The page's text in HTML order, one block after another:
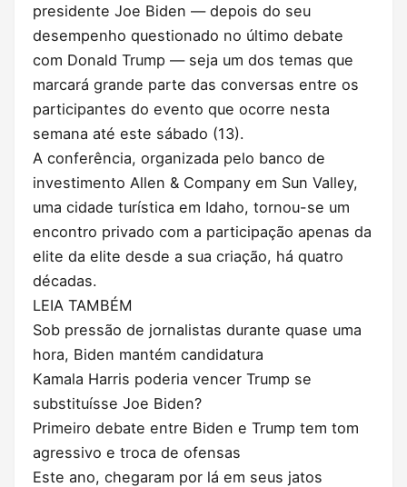
presidente Joe Biden — depois do seu
desempenho questionado no último debate
com Donald Trump — seja um dos temas que
marcará grande parte das conversas entre os
participantes do evento que ocorre nesta
semana até este sábado (13).
A conferência, organizada pelo banco de
investimento Allen & Company em Sun Valley,
uma cidade turística em Idaho, tornou-se um
encontro privado com a participação apenas da
elite da elite desde a sua criação, há quatro
décadas.
LEIA TAMBÉM
Sob pressão de jornalistas durante quase uma
hora, Biden mantém candidatura
Kamala Harris poderia vencer Trump se
substituísse Joe Biden?
Primeiro debate entre Biden e Trump tem tom
agressivo e troca de ofensas
Este ano, chegaram por lá em seus jatos